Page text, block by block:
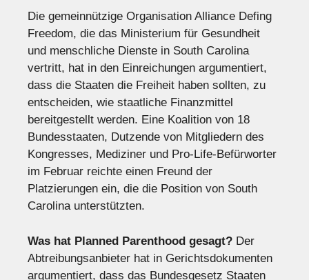
Die gemeinnützige Organisation Alliance Defing
Freedom, die das Ministerium für Gesundheit
und menschliche Dienste in South Carolina
vertritt, hat in den Einreichungen argumentiert,
dass die Staaten die Freiheit haben sollten, zu
entscheiden, wie staatliche Finanzmittel
bereitgestellt werden. Eine Koalition von 18
Bundesstaaten, Dutzende von Mitgliedern des
Kongresses, Mediziner und Pro-Life-Befürworter
im Februar reichte einen Freund der
Platzierungen ein, die die Position von South
Carolina unterstützten.
Was hat Planned Parenthood gesagt? Der
Abtreibungsanbieter hat in Gerichtsdokumenten
argumentiert, dass das Bundesgesetz Staaten